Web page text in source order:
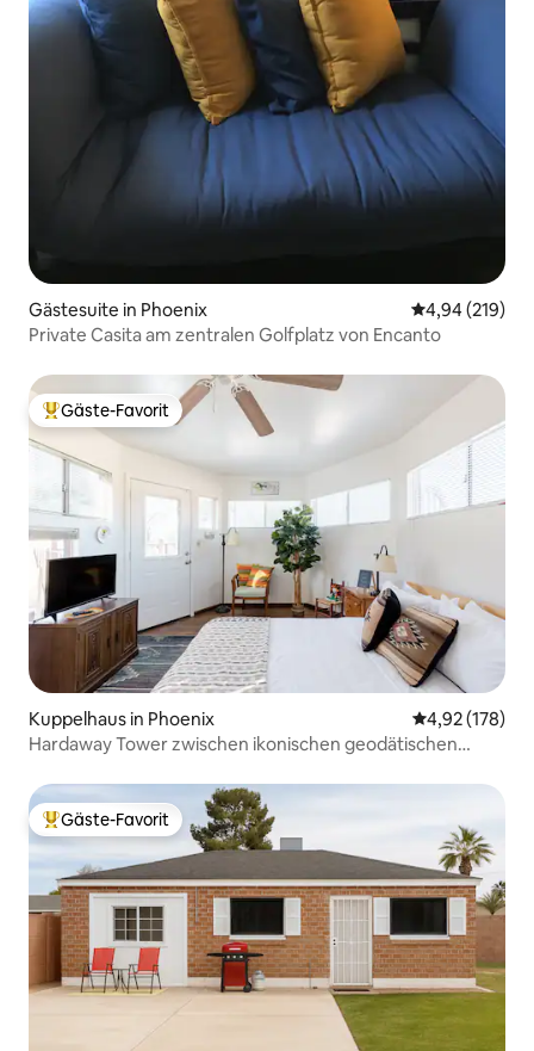
Gästesuite in Phoenix
4,94 (219)
Private Casita am zentralen Golfplatz von Encanto
Beliebter Gäste-Favorit.
Gäste-Favorit
Kuppelhaus in Phoenix
4,92 (178)
Hardaway Tower zwischen ikonischen geodätischen
Beliebter Gäste-Favorit.
Gäste-Favorit